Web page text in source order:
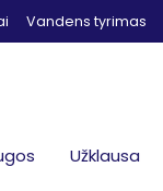
Vandens tyrimas
Užklausa